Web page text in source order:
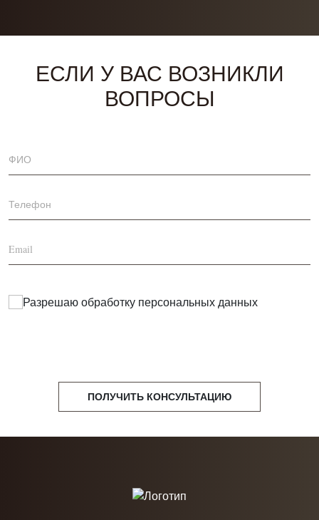
ЕСЛИ У ВАС ВОЗНИКЛИ
ВОПРОСЫ
Разрешаю обработку персональных данных
ПОЛУЧИТЬ КОНСУЛЬТАЦИЮ